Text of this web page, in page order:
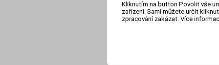
Kliknutím na button Povolit vše
zařízení. Sami můžete určit
zpracování zakázat. Více